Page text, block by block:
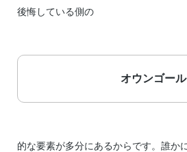
後悔している側の
オウンゴール
的な要素が多分にあるからです。誰か